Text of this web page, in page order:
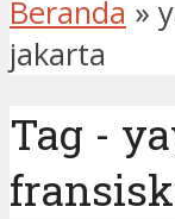
Beranda »
jakarta
Tag -